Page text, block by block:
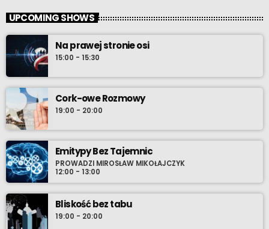
UPCOMING SHOWS
Na prawej stronie osi
15:00 - 15:30
Cork-owe Rozmowy
19:00 - 20:00
Emitypy Bez Tajemnic
PROWADZI MIROSŁAW MIKOŁAJCZYK
12:00 - 13:00
Bliskość bez tabu
19:00 - 20:00